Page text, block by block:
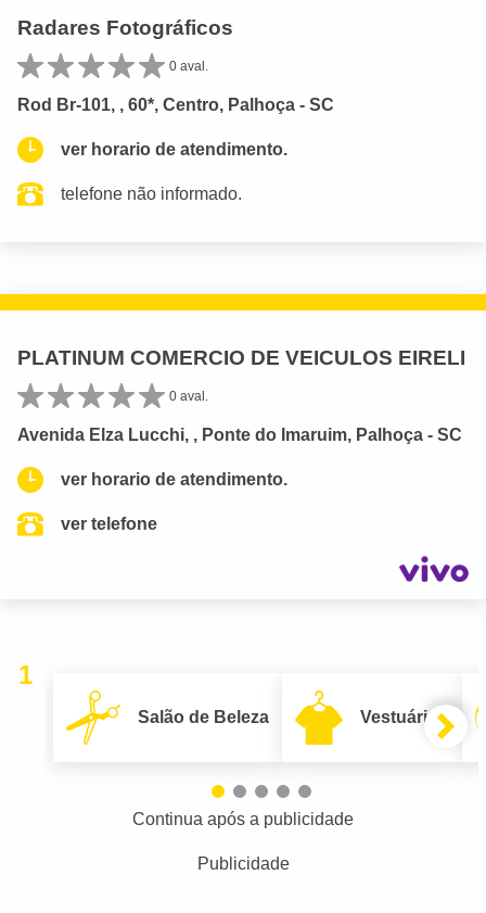
Radares Fotográficos
0 aval.
Rod Br-101, , 60*, Centro, Palhoça - SC
ver horario de atendimento.
telefone não informado.
PLATINUM COMERCIO DE VEICULOS EIRELI
0 aval.
Avenida Elza Lucchi, , Ponte do Imaruim, Palhoça - SC
ver horario de atendimento.
ver telefone
1
Salão de Beleza Vestuário
Continua após a publicidade
Publicidade